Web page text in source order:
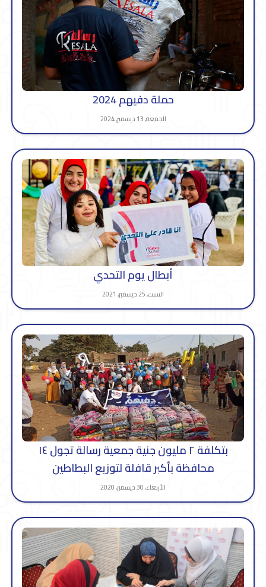
حملة دفيهم 2024
الجمعة, 13 ديسمبر, 2024
أبطال يوم التحدي
السبت, 25 ديسمبر, 2021
بتكلفة ٢ مليون جنية جمعية رسالة تجول ١٤
محافظة بأكبر قافلة لتوزيع البطاطين
الأربعاء, 30 ديسمبر, 2020